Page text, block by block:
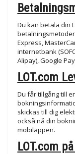
Du kan betala din
Express,
internetbank
Alipay), Google
LOT.com
Du får tillgång till
skickas till dig
också nå din
mobilappen.
LOT.com